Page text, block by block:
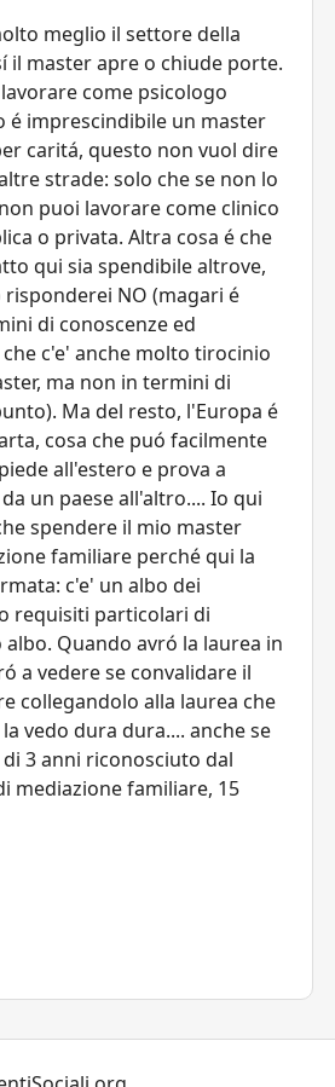
meglio il settore della
il master apre o chiude porte.
come psicologo
é imprescindibile un master
caritá, questo non vuol dire
strade: solo che se non lo
puoi lavorare come clinico
o privata. Altra cosa é che
qui sia spendibile altrove,
risponderei NO (magari é
di conoscenze ed
c'e' anche molto tirocinio
ma non in termini di
Ma del resto, l'Europa é
cosa che puó facilmente
all'estero e prova a
un paese all'altro.... Io qui
spendere il mio master
familiare perché qui la
c'e' un albo dei
requisiti particolari di
albo. Quando avró la laurea in
a vedere se convalidare il
collegandolo alla laurea che
vedo dura dura.... anche se
3 anni riconosciuto dal
mediazione familiare, 15